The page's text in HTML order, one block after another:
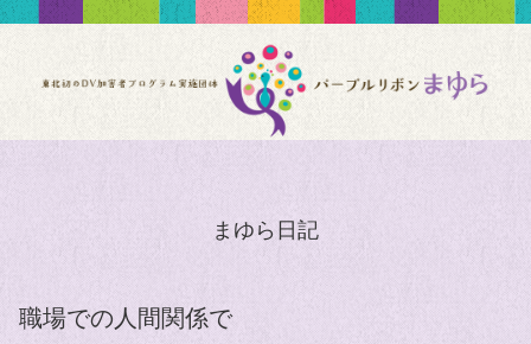
まゆら日記
職場での人間関係で